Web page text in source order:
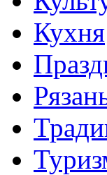
Кухня